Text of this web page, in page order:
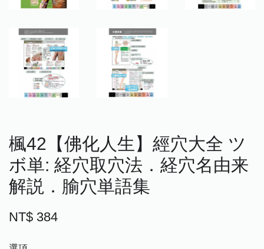
楓42【佛化人生】經穴大全 ツ
ボ単: 経穴取穴法．経穴名由来
解説．腧穴単語集
NT$ 384